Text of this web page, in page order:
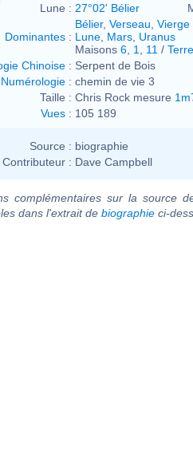
Lune : 27°02' Bélier
Dominantes :
Bélier, Verseau Vierge
Lune Mars Uranus
Maisons 6 1 11 / Terre
Chinoise : Serpent de Bois
Numérologie : chemin de vie 3
Taille : Chris Rock mesure
Vues : 105 189
Source : biographie
Contributeur : Dave Campbell
complémentaires sur la source
dans l'extrait de biographie ci-